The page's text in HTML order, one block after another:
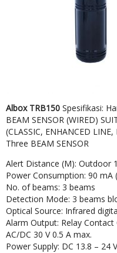
Albox TRB150 Spesifikasi:
BEAM SENSOR (WIRED)
(CLASSIC, ENHANCED LINE,
Three BEAM SENSOR
Alert Distance (M): Outdoor
Power Consumption: 90 mA
No. of beams: 3 beams
Detection Mode: 3 beams
Optical Source: Infrared
Alarm Output: Relay
AC/DC 30 V 0.5 A max.
Power Supply: DC 13.8 – 24